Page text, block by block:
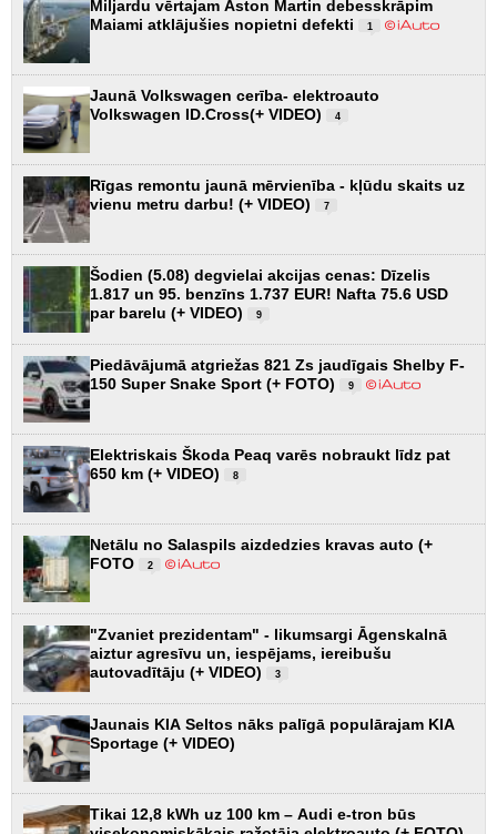
Miljardu vērtajam Aston Martin debesskrāpim
Maiami atklājušies nopietni defekti
1
Jaunā Volkswagen cerība- elektroauto
Volkswagen ID.Cross(+ VIDEO)
4
Rīgas remontu jaunā mērvienība - kļūdu skaits uz
vienu metru darbu! (+ VIDEO)
7
Šodien (5.08) degvielai akcijas cenas: Dīzelis
1.817 un 95. benzīns 1.737 EUR! Nafta 75.6 USD
par barelu (+ VIDEO)
9
Piedāvājumā atgriežas 821 Zs jaudīgais Shelby F-
150 Super Snake Sport (+ FOTO)
9
Elektriskais Škoda Peaq varēs nobraukt līdz pat
650 km (+ VIDEO)
8
Netālu no Salaspils aizdedzies kravas auto (+
FOTO
2
"Zvaniet prezidentam" - likumsargi Āgenskalnā
aiztur agresīvu un, iespējams, iereibušu
autovadītāju (+ VIDEO)
3
Jaunais KIA Seltos nāks palīgā populārajam KIA
Sportage (+ VIDEO)
Tikai 12,8 kWh uz 100 km – Audi e-tron būs